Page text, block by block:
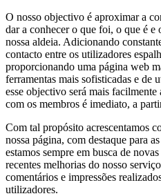
O nosso objectivo é aproximar a
dar a conhecer o que foi, o que é e
nossa aldeia. Adicionando
contacto entre os utilizadores
proporcionando uma página web
ferramentas mais sofisticadas e de
esse objectivo será mais
com os membros é imediato, a
Com tal propósito acrescentamos
nossa página, com destaque para
estamos sempre em busca de
recentes melhorias do nosso
comentários e impressões
utilizadores.